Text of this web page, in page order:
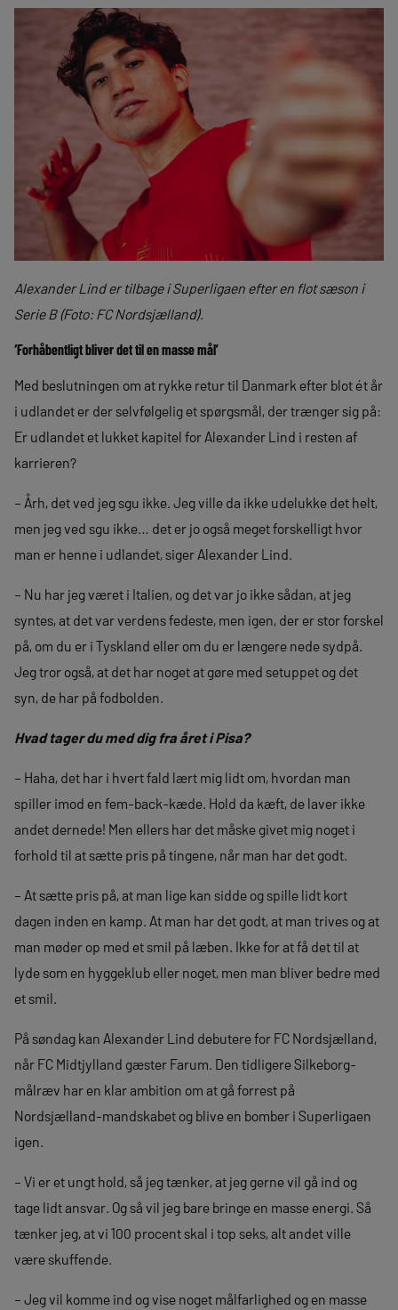
Alexander Lind er tilbage i Superligaen efter en flot sæson i
Serie B (Foto: FC Nordsjælland).
‘Forhåbentligt bliver det til en masse mål’
Med beslutningen om at rykke retur til Danmark efter blot ét år
i udlandet er der selvfølgelig et spørgsmål, der trænger sig på:
Er udlandet et lukket kapitel for Alexander Lind i resten af
karrieren?
– Årh, det ved jeg sgu ikke. Jeg ville da ikke udelukke det helt,
men jeg ved sgu ikke… det er jo også meget forskelligt hvor
man er henne i udlandet, siger Alexander Lind.
– Nu har jeg været i Italien, og det var jo ikke sådan, at jeg
syntes, at det var verdens fedeste, men igen, der er stor forskel
på, om du er i Tyskland eller om du er længere nede sydpå.
Jeg tror også, at det har noget at gøre med setuppet og det
syn, de har på fodbolden.
Hvad tager du med dig fra året i Pisa?
– Haha, det har i hvert fald lært mig lidt om, hvordan man
spiller imod en fem-back-kæde. Hold da kæft, de laver ikke
andet dernede! Men ellers har det måske givet mig noget i
forhold til at sætte pris på tingene, når man har det godt.
– At sætte pris på, at man lige kan sidde og spille lidt kort
dagen inden en kamp. At man har det godt, at man trives og at
man møder op med et smil på læben. Ikke for at få det til at
lyde som en hyggeklub eller noget, men man bliver bedre med
et smil.
På søndag kan Alexander Lind debutere for FC Nordsjælland,
når FC Midtjylland gæster Farum. Den tidligere Silkeborg-
målræv har en klar ambition om at gå forrest på
Nordsjælland-mandskabet og blive en bomber i Superligaen
igen.
– Vi er et ungt hold, så jeg tænker, at jeg gerne vil gå ind og
tage lidt ansvar. Og så vil jeg bare bringe en masse energi. Så
tænker jeg, at vi 100 procent skal i top seks, alt andet ville
være skuffende.
– Jeg vil komme ind og vise noget målfarlighed og en masse